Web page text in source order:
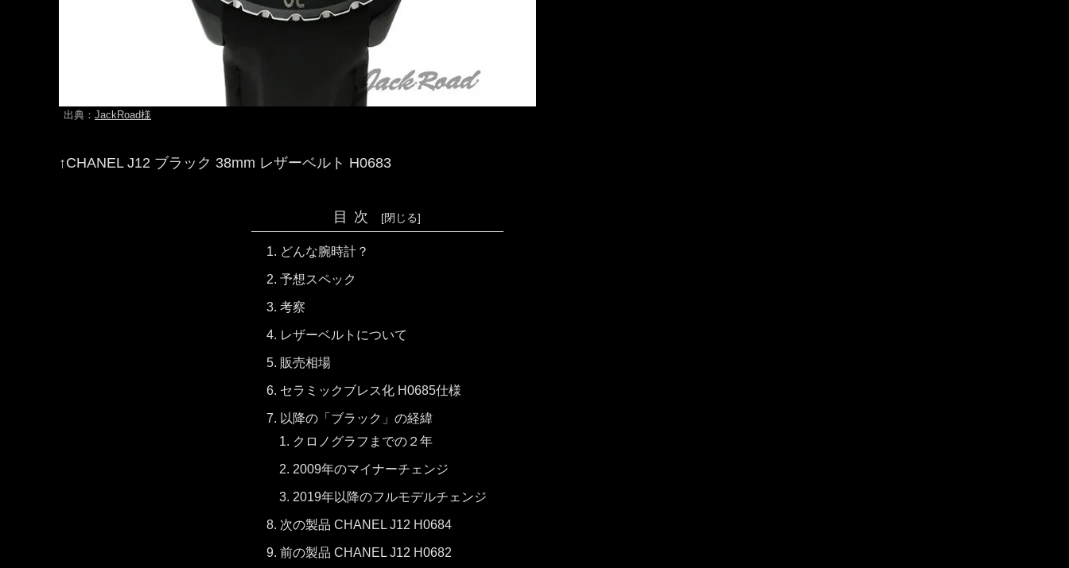
出典： JackRoad様
↑CHANEL J12 ブラック 38mm レザーベルト H0683
目次
どんな腕時計？
予想スペック
考察
レザーベルトについて
販売相場
セラミックブレス化 H0685仕様
以降の「ブラック」の経緯
クロノグラフまでの２年
2009年のマイナーチェンジ
2019年以降のフルモデルチェンジ
次の製品 CHANEL J12 H0684
前の製品 CHANEL J12 H0682